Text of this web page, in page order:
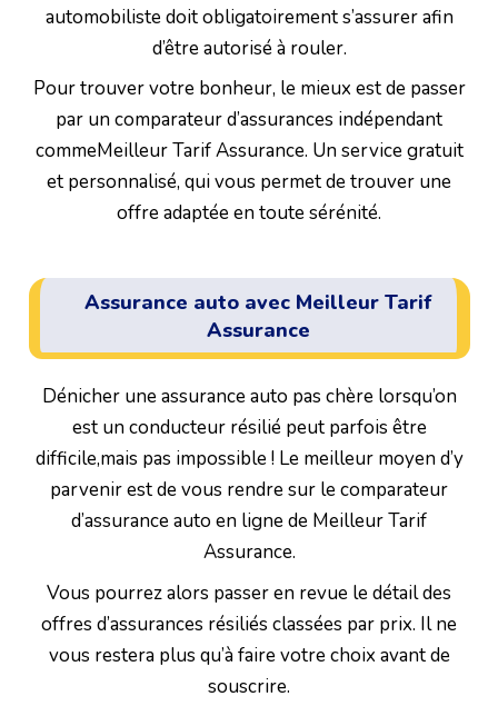
automobiliste doit obligatoirement s’assurer afin
d’être autorisé à rouler.
Pour trouver votre bonheur, le mieux est de passer
par un comparateur d’assurances indépendant
commeMeilleur Tarif Assurance. Un service gratuit
et personnalisé, qui vous permet de trouver une
offre adaptée en toute sérénité.
Assurance auto avec Meilleur Tarif
Assurance
Dénicher une assurance auto pas chère lorsqu’on
est un conducteur résilié peut parfois être
difficile,mais pas impossible ! Le meilleur moyen d’y
parvenir est de vous rendre sur le comparateur
d’assurance auto en ligne de Meilleur Tarif
Assurance.
Vous pourrez alors passer en revue le détail des
offres d’assurances résiliés classées par prix. Il ne
vous restera plus qu’à faire votre choix avant de
souscrire.